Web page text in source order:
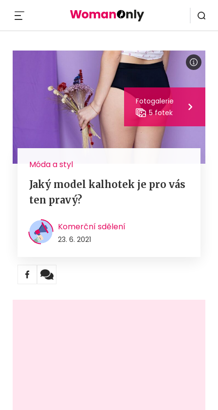
Fotogalerie
5 fotek
Móda a styl
Jaký model kalhotek je pro vás
ten pravý?
Komerční sdělení
23. 6. 2021